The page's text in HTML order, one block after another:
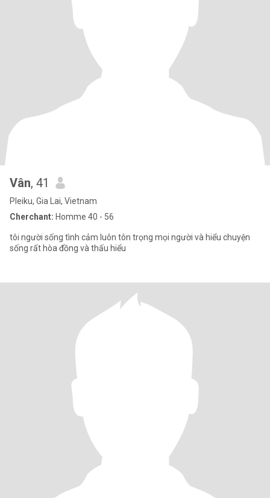
Vân, 41
Pleiku, Gia Lai, Vietnam
Cherchant: Homme 40 - 56
tôi người sống tình cảm luôn tôn trọng mọi người và hiểu chuyện
sống rất hòa đồng và thấu hiểu